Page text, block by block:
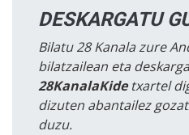
DESKARGATU
Bilatu 28 Kanala zure
bilatzailean eta
28KanalaKidetxartel
dizuten abantailez
duzu.